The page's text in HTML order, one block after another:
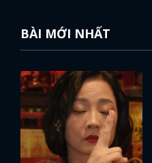
BÀI MỚI NHẤT